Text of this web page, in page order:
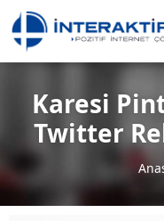
Karesi
Twitter